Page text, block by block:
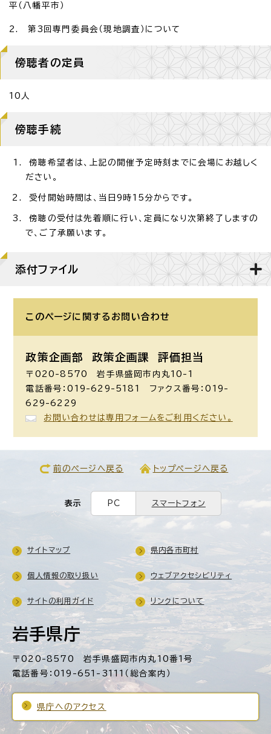
平（八幡平市）
2. 第3回専門委員会（現地調査）について
傍聴者の定員
10人
傍聴手続
傍聴希望者は、上記の開催予定時刻までに会場にお越しく
ださい。
受付開始時間は、当日9時15分からです。
傍聴の受付は先着順に行い、定員になり次第終了しますの
で、ご了承願います。
添付ファイル
このページに関する お問い合わせ
政策企画部 政策企画課 評価担当
〒020-8570 岩手県盛岡市内丸10-1
電話番号：019-629-5181 ファクス番号：019-
629-6229
お問い合わせは専用フォームをご利用ください。
前のページへ戻る トップページへ戻る
表示 PC スマートフォン
岩手県庁
〒020-8570 岩手県盛岡市内丸10番1号
電話番号：019-651-3111（総合案内）
県庁へのアクセス
サイトマップ 県内各市町村
個人情報の取り扱い ウェブアクセシビリティ
サイトの利用ガイド リンクについて